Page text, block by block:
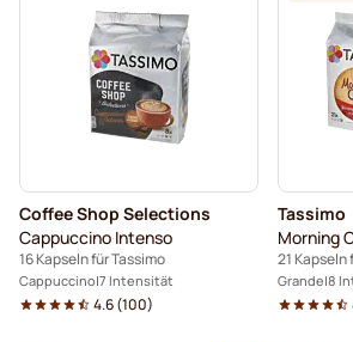
Coffee Shop Selections
Cappuccino Intenso
16 Kapseln für Tassimo
Cappuccino 7 Intensität
4.6(100)
Tassimo
21 Kapseln
Grande 8